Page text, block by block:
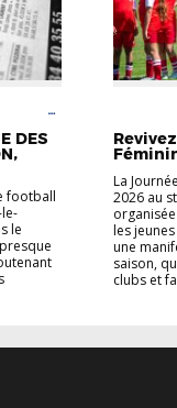
DES
football
le
La
2026 au
les
une
saison,
clubs et